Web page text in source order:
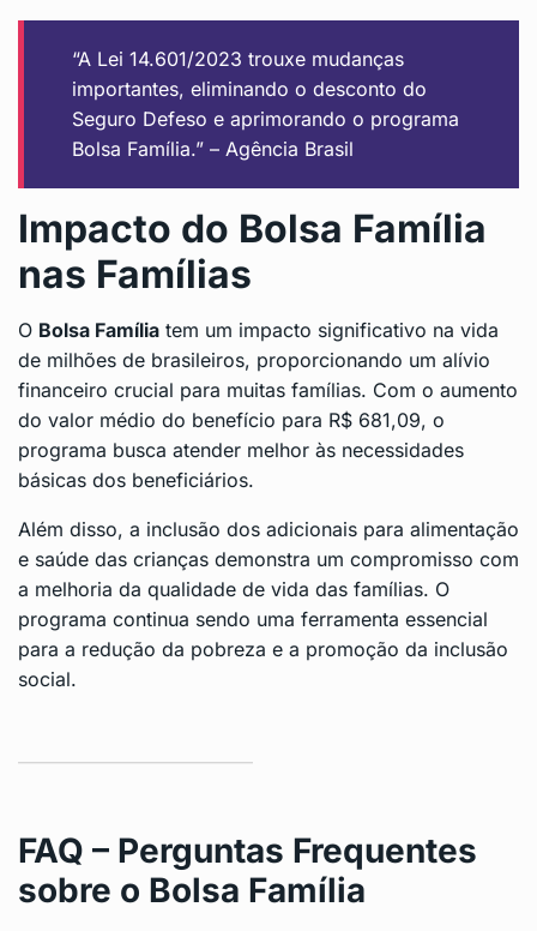
“A Lei 14.601/2023 trouxe mudanças
importantes, eliminando o desconto do
Seguro Defeso e aprimorando o programa
Bolsa Família.” – Agência Brasil
Impacto do Bolsa Família
nas Famílias
O Bolsa Família tem um impacto significativo na vida
de milhões de brasileiros, proporcionando um alívio
financeiro crucial para muitas famílias. Com o aumento
do valor médio do benefício para R$ 681,09, o
programa busca atender melhor às necessidades
básicas dos beneficiários.
Além disso, a inclusão dos adicionais para alimentação
e saúde das crianças demonstra um compromisso com
a melhoria da qualidade de vida das famílias. O
programa continua sendo uma ferramenta essencial
para a redução da pobreza e a promoção da inclusão
social.
FAQ – Perguntas Frequentes
sobre o Bolsa Família